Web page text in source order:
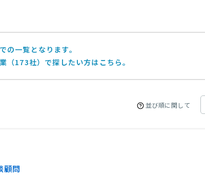
の一覧となります。
（173社）で探したい方はこちら。
並び順に関して
顧問